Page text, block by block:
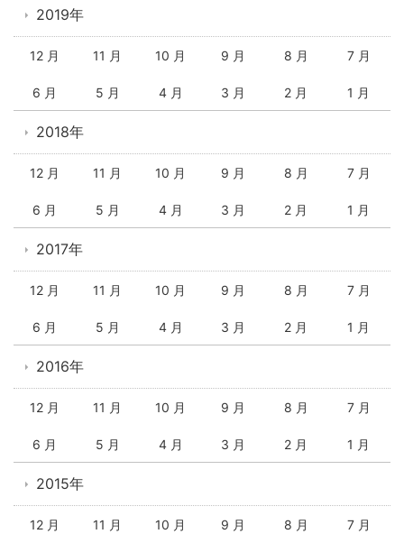
2019年
12 月 11 月 10 月 9 月 8 月 7 月
6 月 5 月 4 月 3 月 2 月 1 月
2018年
12 月 11 月 10 月 9 月 8 月 7 月
6 月 5 月 4 月 3 月 2 月 1 月
2017年
12 月 11 月 10 月 9 月 8 月 7 月
6 月 5 月 4 月 3 月 2 月 1 月
2016年
12 月 11 月 10 月 9 月 8 月 7 月
6 月 5 月 4 月 3 月 2 月 1 月
2015年
12 月 11 月 10 月 9 月 8 月 7 月